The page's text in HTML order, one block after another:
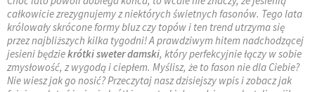
całkowicie zrezygnujemy z niektórych świetnych fasonów. Tego lata
królowały skrócone formy bluz czy topów i ten trend utrzyma się
przez najbliższych kilka tygodni! A prawdziwym hitem nadchodzącej
jesieni będziekrótki sweter damski, który perfekcyjnie łączy w sobie
zmysłowość, z wygodą i ciepłem. Myślisz, że to fason nie dla Ciebie?
Nie wiesz jak go nosić? Przeczytaj nasz dzisiejszy wpis i zobacz jak